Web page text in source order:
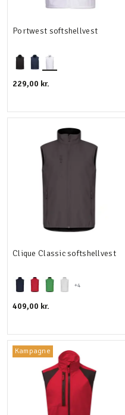
Portwest softshellvest
229,00 kr.
+4
Clique Classic softshellvest
409,00 kr.
Kampagne